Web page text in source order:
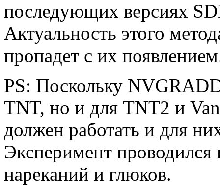
последующих версиях
Актуальность этого
пропадет с их
PS: Поскольку
TNT, но и для TNT2 и
должен работать и для
Эксперимент
нареканий и глюков.